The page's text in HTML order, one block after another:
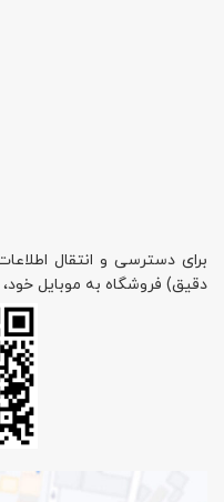
برای دسترسی و انتقال
دقیق) فروشگاه به موبایل